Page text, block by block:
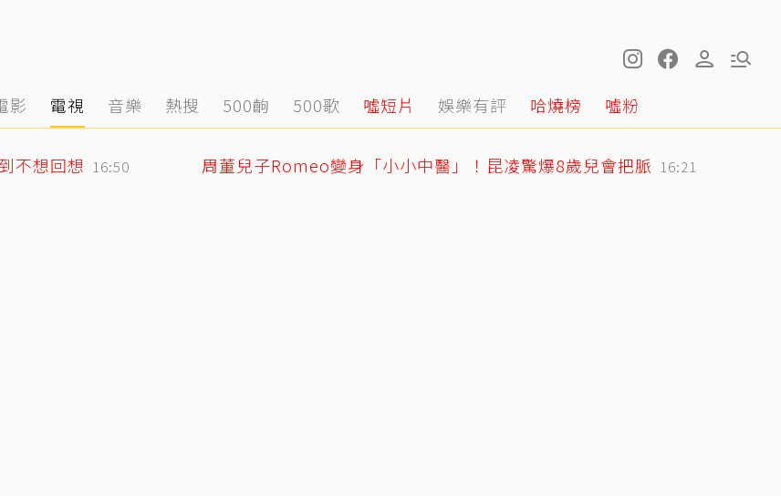
影 電視 音樂 熱搜 500齣 500歌 噓短片 娛樂有評 哈燒榜 噓粉
不想回想 16:50 周董兒子Romeo變身「小小中醫」！昆凌驚爆8歲兒會把脈 16:21